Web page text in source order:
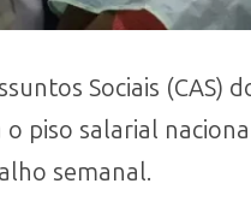
Sociais
o piso salarial
semanal.